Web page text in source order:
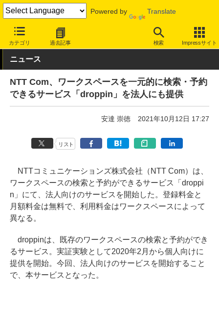
Powered by Translate
カテゴリ 過去記事 検索 Impressサイト
INTERNET Watch トピック ワークスペース
ニュース
NTT Com、ワークスペースを一元的に検索・予約
できるサービス「droppin」を法人にも提供
安達 崇徳 2021年10月12日 17:27
リスト
NTTコミュニケーションズ株式会社（NTT Com）は、
ワークスペースの検索と予約ができるサービス「droppi
n」にて、法人向けのサービスを開始した。登録料金と
月額料金は無料で、利用料金はワークスペースによって
異なる。
droppinは、既存のワークスペースの検索と予約ができ
るサービス。実証実験として2020年2月から個人向けに
提供を開始。今回、法人向けのサービスを開始すること
で、本サービスとなった。